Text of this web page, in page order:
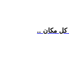
كل مكان